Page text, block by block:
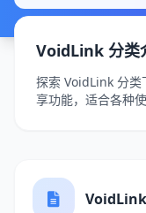
VoidLink 分类
探索 VoidLink 分类
享功能，适合各种使